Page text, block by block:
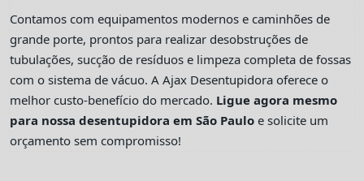
Contamos com equipamentos modernos e caminhões de
grande porte, prontos para realizar desobstruções de
tubulações, sucção de resíduos e limpeza completa de fossas
com o sistema de vácuo. A Ajax Desentupidora oferece o
melhor custo-benefício do mercado. Ligue agora mesmo
para nossa desentupidora em São Paulo e solicite um
orçamento sem compromisso!